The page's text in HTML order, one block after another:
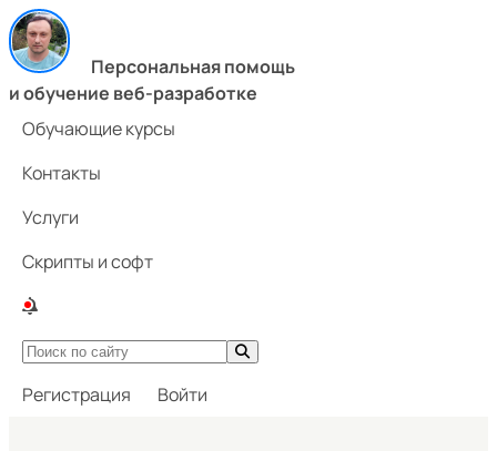
Персональная помощь
и обучение веб-разработке
Обучающие курсы
Контакты
Услуги
Скрипты и софт
Регистрация Войти